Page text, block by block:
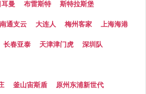
耳曼 布雷斯特 斯特拉斯堡
南通支云 大连人 梅州客家 上海海港
长春亚泰 天津津门虎 深圳队
釜山宙斯盾 原州东浦新世代